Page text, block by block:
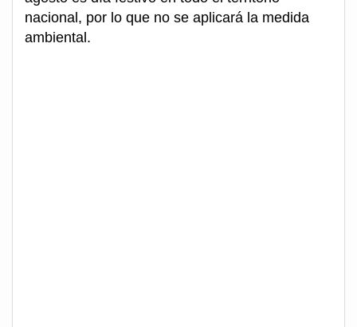
nacional, por lo que no se aplicará la medida
ambiental.